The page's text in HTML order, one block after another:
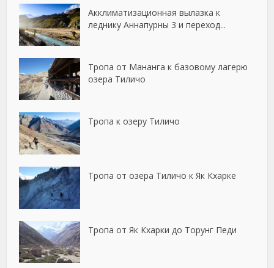
Акклиматизационная вылазка к
леднику Аннапурны 3 и переход...
Тропа от Мананга к базовому лагерю
озера Тиличо
Тропа к озеру Тиличо
Тропа от озера Тиличо к Як Кхарке
Тропа от Як Кхарки до Торунг Педи